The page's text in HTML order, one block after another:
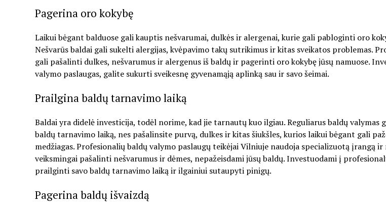
Pagerina oro kokybę
Laikui bėgant balduose gali kauptis nešvarumai, dulkės ir alergenai, kurie gali pabloginti oro
Nešvarūs baldai gali sukelti alergijas, kvėpavimo takų sutrikimus ir kitas sveikatos problemas.
gali pašalinti dulkes, nešvarumus ir alergenus iš baldų ir pagerinti oro kokybę jūsų namuose.
valymo paslaugas, galite sukurti sveikesnę gyvenamąją aplinką sau ir savo šeimai.
Prailgina baldų tarnavimo laiką
Baldai yra didelė investicija, todėl norime, kad jie tarnautų kuo ilgiau. Reguliarus baldų
baldų tarnavimo laiką, nes pašalinsite purvą, dulkes ir kitas šiukšles, kurios laikui bėgant gali
medžiagas. Profesionalių baldų valymo paslaugų teikėjai Vilniuje naudoja specializuotą įrangą
veiksmingai pašalinti nešvarumus ir dėmes, nepažeisdami jūsų baldų. Investuodami į
prailginti savo baldų tarnavimo laiką ir ilgainiui sutaupyti pinigų.
Pagerina baldų išvaizdą